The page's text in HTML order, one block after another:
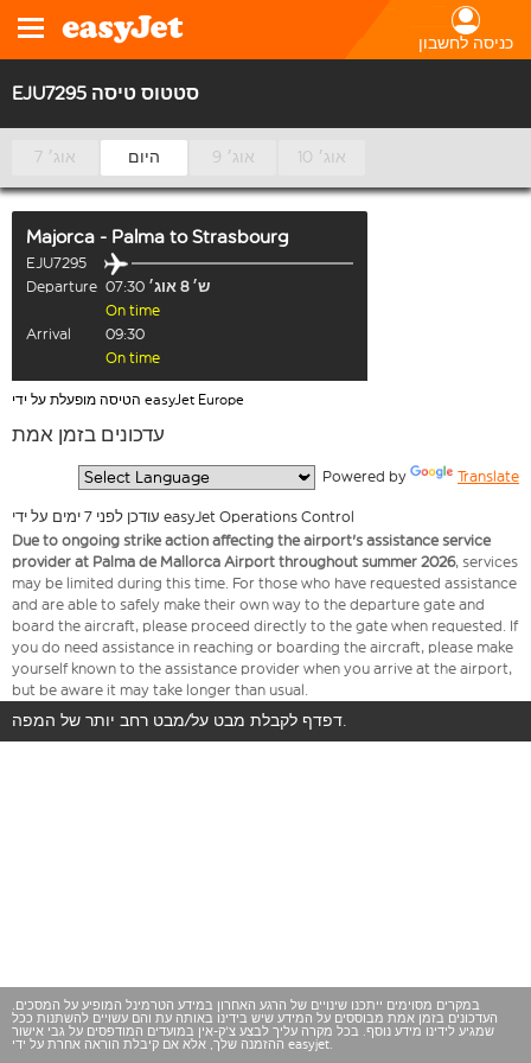
כניסה לחשבון
EJU7295 סטטוס טיסה
7 אוג׳ היום 9 אוג׳ 10 אוג׳
Majorca - Palma toStrasbourg
EJU7295
Departure 07:30
ש׳ 8 אוג׳
On time
Arrival
09:30
On time
הטיסה מופעלת על ידי easyJet Europe
עדכונים בזמן אמת
Powered by Translate
עודכן לפני 7 ימים על ידי easyJet Operations Control
Due to ongoing strike action affecting the airport's assistance service
provider at Palma de Mallorca Airport throughout summer 2026, services
may be limited during this time. For those who have requested assistance
and are able to safely make their own way to the departure gate and
board the aircraft, please proceed directly to the gate when requested. If
you do need assistance in reaching or boarding the aircraft, please make
yourself known to the assistance provider when you arrive at the airport,
but be aware it may take longer than usual.
דפדף לקבלת מבט על/מבט רחב יותר של המפה.
במקרים מסוימים ייתכנו שינויים של הרגע האחרון במידע הטרמינל המופיע על המסכים.
העדכונים בזמן אמת מבוססים על המידע שיש בידינו באותה עת והם עשויים להשתנות ככל
שמגיע לידינו מידע נוסף. בכל מקרה עליך לבצע צ'ק-אין במועדים המודפסים על גבי אישור
ההזמנה שלך, אלא אם קיבלת הוראה אחרת על ידי easyjet.